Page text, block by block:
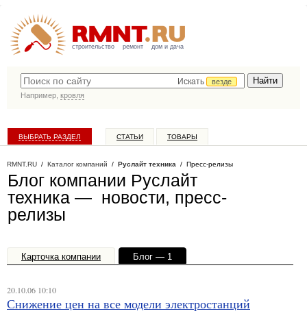
строительство ремонт дом и дача
Искать
везде
Например, кровля
ВЫБРАТЬ РАЗДЕЛ СТАТЬИ ТОВАРЫ
RMNT.RU / Каталог компаний / Руслайт техника / Пресс-релизы
Блог компании Руслайт
техника — новости, пресс-
релизы
Карточка компании
Блог — 1
20.10.06 10:10
Снижение цен на все модели электростанций